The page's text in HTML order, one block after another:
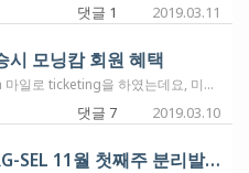
댓글 1 2019.03.11
시 모닝캄 회원 혜택
용이 되네요. 혹시, 파트너항공사(delta) 마일로 대한항공 탑승시 모닝캄 회원자격으로 free checked baggege가 2개까지 허용이 되는지 dp가 있으시면 알려주세요^^ 안되면 아예 짐 1개로 줄이던지? 아님 1 checked and 1 carry-on으로 짐을 줄일까? 생각도 하고 있어서요~! 좋은 주말 되시고요~! 감사합니다.
댓글 7 2019.03.10
DTW-ICN 왕복, SEL-ZRH, PRG-SEL 11월 첫째주 분리발권 질문입니다